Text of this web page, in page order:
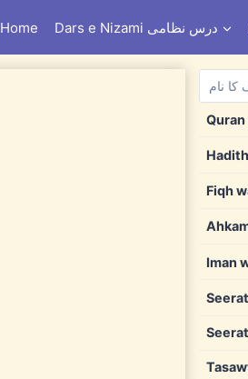
Home Dars e Nizami درس نظامی